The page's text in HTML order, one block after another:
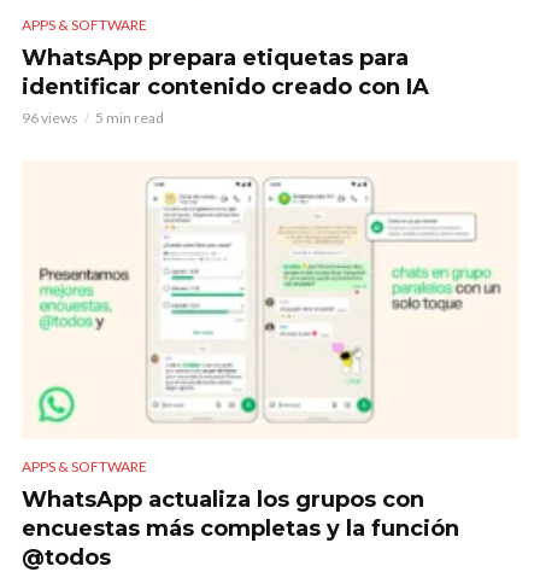
APPS & SOFTWARE
WhatsApp prepara etiquetas para
identificar contenido creado con IA
96 views 5 min read
APPS & SOFTWARE
WhatsApp actualiza los grupos con
encuestas más completas y la función
@todos